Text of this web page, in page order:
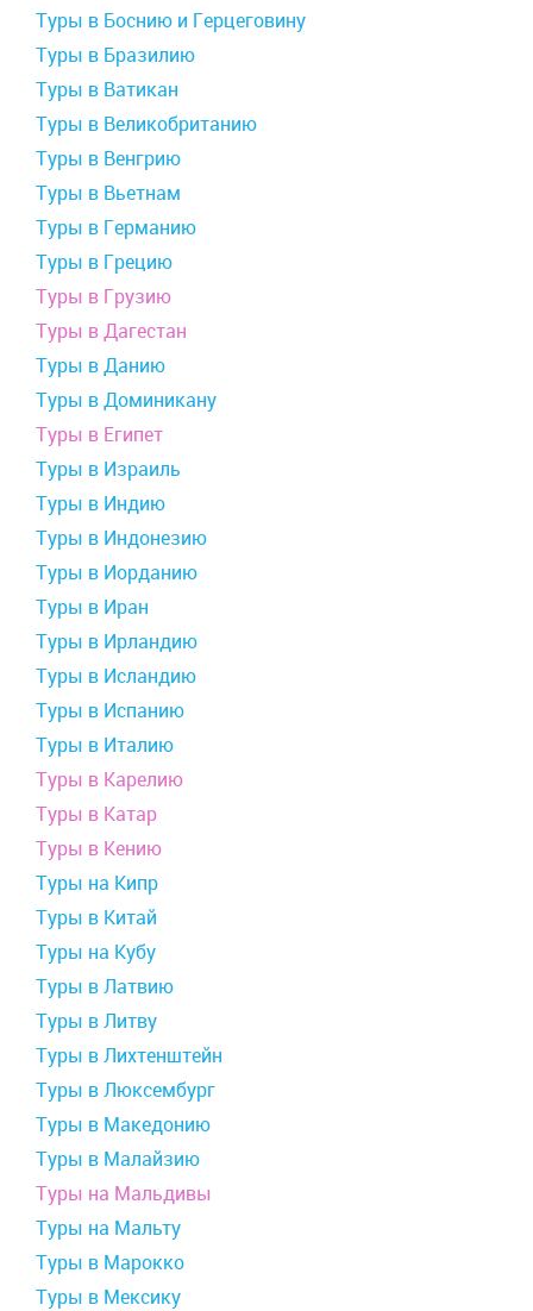
Туры в Боснию и Герцеговину
Туры в Бразилию
Туры в Ватикан
Туры в Великобританию
Туры в Венгрию
Туры в Вьетнам
Туры в Германию
Туры в Грецию
Туры в Грузию
Туры в Дагестан
Туры в Данию
Туры в Доминикану
Туры в Египет
Туры в Израиль
Туры в Индию
Туры в Индонезию
Туры в Иорданию
Туры в Иран
Туры в Ирландию
Туры в Исландию
Туры в Испанию
Туры в Италию
Туры в Карелию
Туры в Катар
Туры в Кению
Туры на Кипр
Туры в Китай
Туры на Кубу
Туры в Латвию
Туры в Литву
Туры в Лихтенштейн
Туры в Люксембург
Туры в Македонию
Туры в Малайзию
Туры на Мальдивы
Туры на Мальту
Туры в Марокко
Туры в Мексику